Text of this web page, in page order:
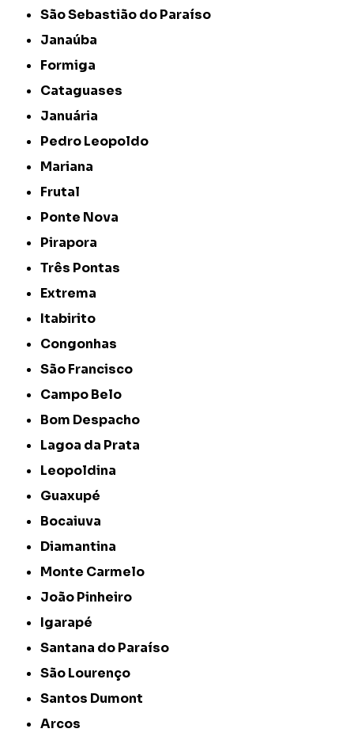
São Sebastião do Paraíso
Janaúba
Formiga
Cataguases
Januária
Pedro Leopoldo
Mariana
Frutal
Ponte Nova
Pirapora
Três Pontas
Extrema
Itabirito
Congonhas
São Francisco
Campo Belo
Bom Despacho
Lagoa da Prata
Leopoldina
Guaxupé
Bocaiuva
Diamantina
Monte Carmelo
João Pinheiro
Igarapé
Santana do Paraíso
São Lourenço
Santos Dumont
Arcos